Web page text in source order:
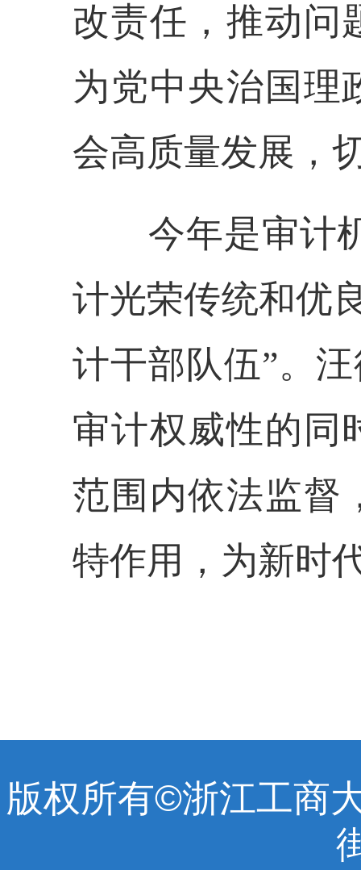
改责任，推动问
为党中央治国理
会高质量发展，
今年是审计机
计光荣传统和优
计干部队伍”。
审计权威性的同
范围内依法监督
特作用，为新时
版权所有©浙江工商